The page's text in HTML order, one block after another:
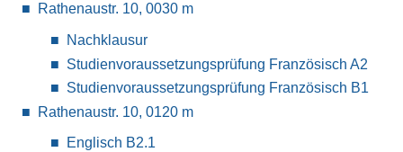
Rathenaustr. 10, 0030 m
Nachklausur
Studienvoraussetzungsprüfung Französisch A2
Studienvoraussetzungsprüfung Französisch B1
Rathenaustr. 10, 0120 m
Englisch B2.1